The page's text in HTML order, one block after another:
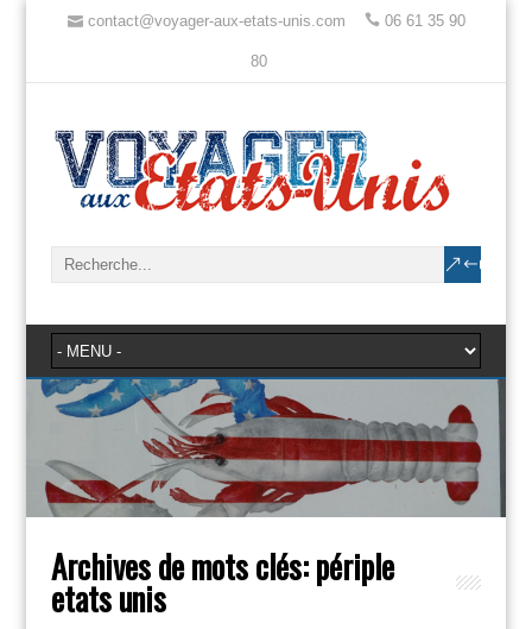
contact@voyager-aux-etats-unis.com 06 61 35 90
80
Archives de mots clés:périple
etats unis